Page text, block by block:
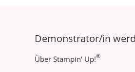
Demonstrator/in
Über Stampin‘ Up!®